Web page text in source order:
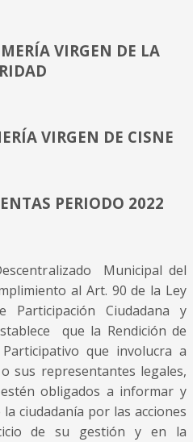
VIRGEN DE LA
VIRGEN DE CISNE
PERIODO 2022
Municipal del
al Art. 90 de la Ley
Participación Ciudadana y
que la Rendición de
que involucra a
sus representantes legales,
obligados a informar y
ciudadanía por las acciones
de su gestión y en la